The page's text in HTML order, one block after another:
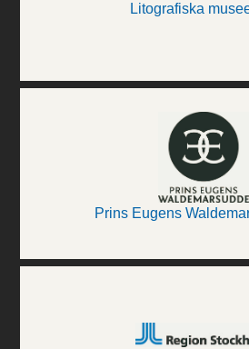
Litografiska
Prins Eugens